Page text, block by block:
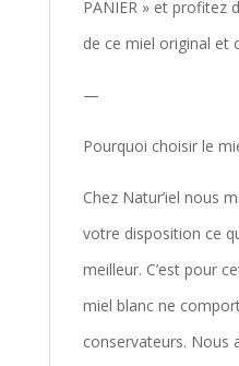
PANIER »et profitez
de ce miel original et
—
Pourquoi choisir le
Chez Natur’iel nous
votre disposition ce
meilleur. C’est pour
miel blanc ne
conservateurs. Nous